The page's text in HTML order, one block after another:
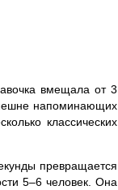
вмещала от 3
напоминающих
классических
превращается
5–6 человек. Она